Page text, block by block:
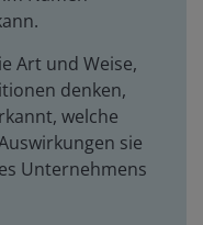
Art und Weise,
denken,
welche
sie
Unternehmens